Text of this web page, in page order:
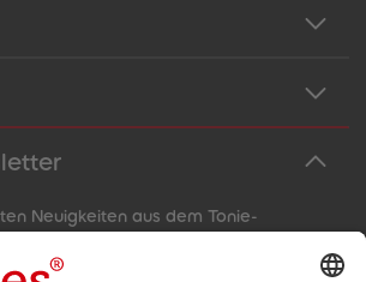
Neuigkeiten aus dem Tonie-